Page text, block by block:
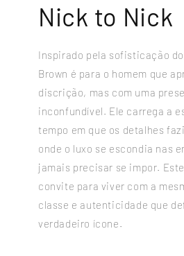
Nick to Nick
Inspirado pela sofisticação
Brown é para o homem que
discrição, mas com uma
inconfundível. Ele carrega a
tempo em que os detalhes
onde o luxo se escondia nas
jamais precisar se impor.
convite para viver com a
classe e autenticidade que
verdadeiro ícone.